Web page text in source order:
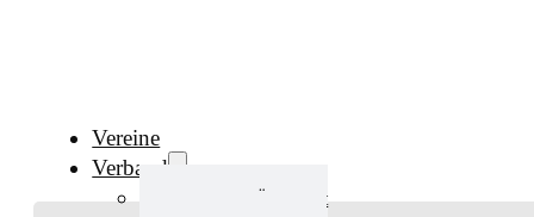
Vereine
Verband
Verband Übersicht